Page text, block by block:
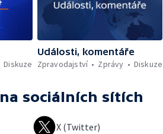
Diskuze
Události, komentáře
Zpravodajství
Zprávy Diskuze
na sociálních sítích
X (Twitter)